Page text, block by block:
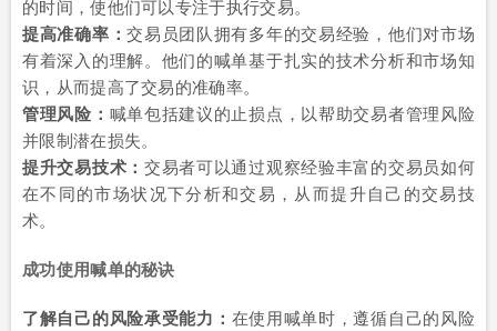
的时间，使他们可以专注于执行交易。
提高准确率：交易员团队拥有多年的交易经验，他们对市场
有着深入的理解。他们的喊单基于扎实的技术分析和市场知
识，从而提高了交易的准确率。
管理风险： 喊单包括建议的止损点，以帮助交易者管理风险
并限制潜在损失。
提升交易技术： 交易者可以通过观察经验丰富的交易员如何
在不同的市场状况下分析和交易，从而提升自己的交易技
术。
成功使用喊单的秘诀
了解自己的风险承受能力： 在使用喊单时，遵循自己的风险